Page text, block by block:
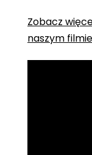
Zobacz
naszym